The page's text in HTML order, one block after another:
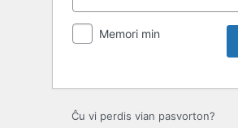
Memori min
Ĉu vi perdis vian pasvorton?